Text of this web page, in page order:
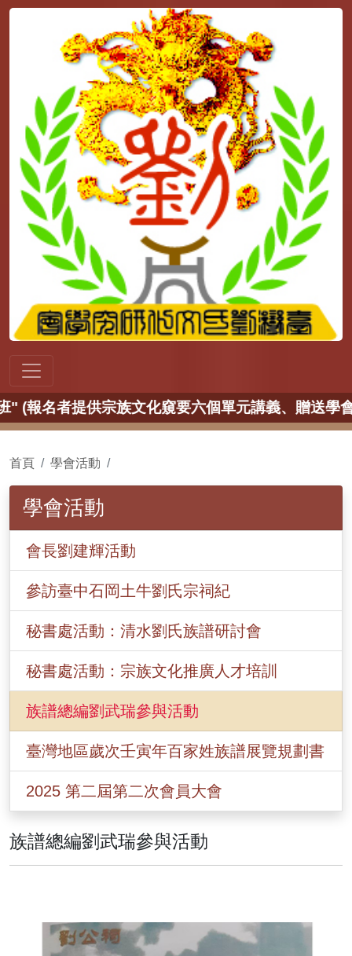
份、劉氏宗長加贈送邦公世系大圖一幅，並提供午
首頁 學會活動
學會活動
會長劉建輝活動
參訪臺中石岡土牛劉氏宗祠紀
秘書處活動：清水劉氏族譜研討會
秘書處活動：宗族文化推廣人才培訓
族譜總編劉武瑞參與活動
臺灣地區歲次壬寅年百家姓族譜展覽規劃書
2025 第二屆第二次會員大會
族譜總編劉武瑞參與活動